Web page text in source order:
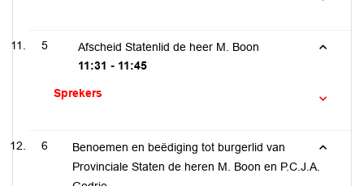
5
Afscheid Statenlid de heer M. Boon
11:31 - 11:45
Sprekers
6
Benoemen en beëdiging tot burgerlid van
Provinciale Staten de heren M. Boon en P.C.J.A.